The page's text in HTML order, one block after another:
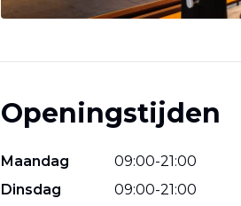
Openingstijden
Maandag 09:00-21:00
Dinsdag
09:00-21:00